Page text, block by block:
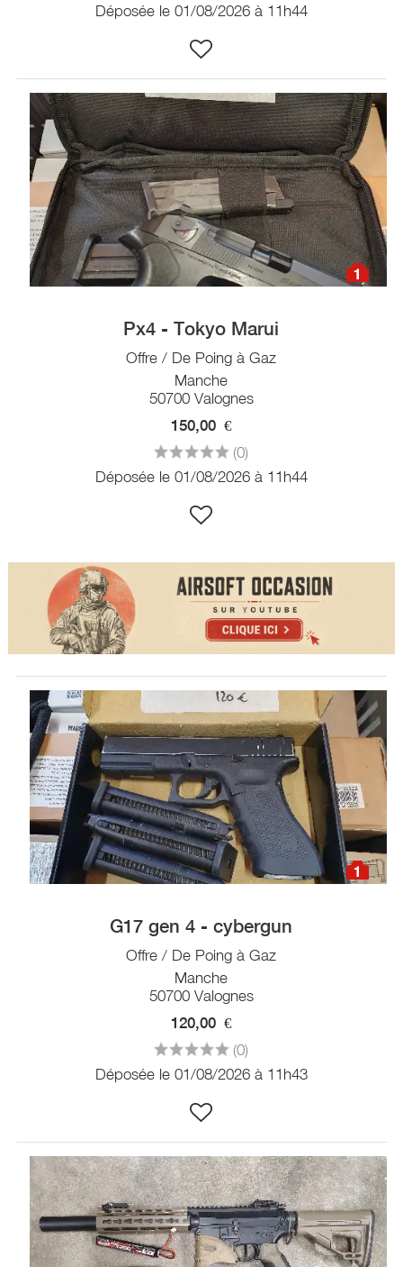
Déposée le 01/08/2026 à 11h44
1
Px4 - Tokyo Marui
Offre / De Poing à Gaz
Manche
50700 Valognes
150,00 €
(0)
Déposée le 01/08/2026 à 11h44
1
G17 gen 4 - cybergun
Offre / De Poing à Gaz
Manche
50700 Valognes
120,00 €
(0)
Déposée le 01/08/2026 à 11h43